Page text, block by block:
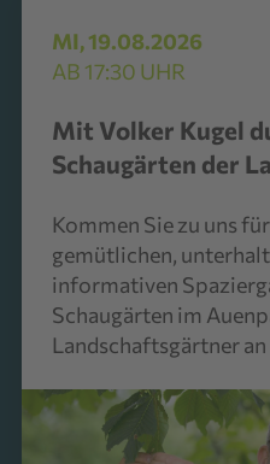
MI, 19.08.2026
AB 17:30 UHR
Mit Volker Kugel
Schaugärten der
Kommen Sie zu uns
gemütlichen,
informativen
Schaugärten im
Landschaftsgärtner an